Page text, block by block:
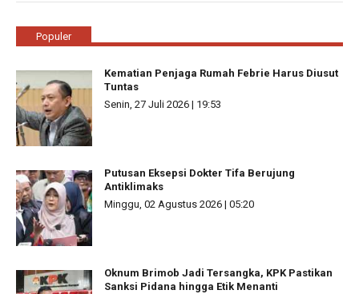
Populer
Kematian Penjaga Rumah Febrie Harus Diusut
Tuntas
Senin, 27 Juli 2026 | 19:53
Putusan Eksepsi Dokter Tifa Berujung
Antiklimaks
Minggu, 02 Agustus 2026 | 05:20
Oknum Brimob Jadi Tersangka, KPK Pastikan
Sanksi Pidana hingga Etik Menanti